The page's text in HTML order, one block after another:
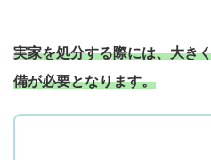
実家を処分する際には、大き
備が必要となります。